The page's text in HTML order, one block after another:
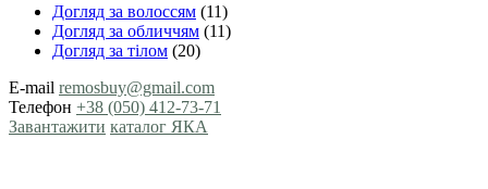
Догляд за волоссям (11)
Догляд за обличчям (11)
Догляд за тілом (20)
E-mail remosbuy@gmail.com
Телефон +38 (050) 412-73-71
Завантажити каталог ЯКА